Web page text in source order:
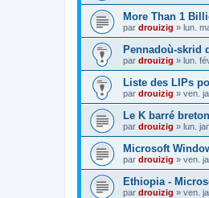
More Than 1
par drouizig » lun.
Pennadoù-skrid
par drouizig » lun.
Liste des LIPs
par drouizig » ven.
Le K barré
par drouizig » lun.
Microsoft
par drouizig » ven.
Ethiopia -
par drouizig » ven.